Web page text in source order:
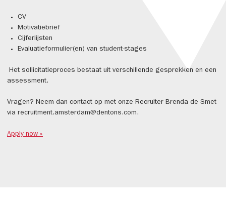
CV
Motivatiebrief
Cijferlijsten
Evaluatieformulier(en) van student-stages
Het sollicitatieproces bestaat uit verschillende gesprekken en een
assessment.
Vragen? Neem dan contact op met onze Recruiter Brenda de Smet
via recruitment.amsterdam@dentons.com.
Apply now »